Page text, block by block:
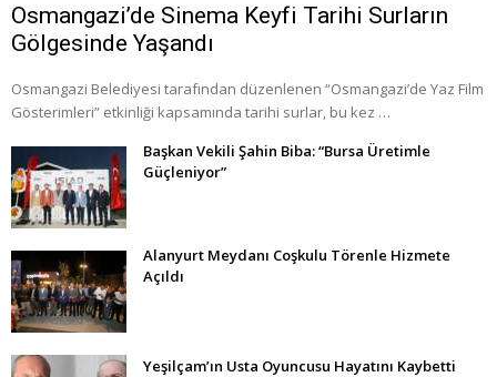
Osmangazi’de Sinema Keyfi Tarihi Surların
Gölgesinde Yaşandı
Osmangazi Belediyesi tarafından düzenlenen “Osmangazi’de Yaz Film
Gösterimleri” etkinliği kapsamında tarihi surlar, bu kez …
Başkan Vekili Şahin Biba: “Bursa Üretimle
Güçleniyor”
Alanyurt Meydanı Coşkulu Törenle Hizmete
Açıldı
Yeşilçam’ın Usta Oyuncusu Hayatını Kaybetti